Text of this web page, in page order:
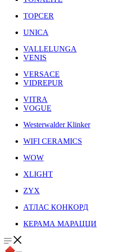
TOPCER
UNICA
VALLELUNGA
VENIS
VERSACE
VIDREPUR
VITRA
VOGUE
Westerwalder Klinker
WIFI CERAMICS
WOW
XLIGHT
ZYX
АТЛАС КОНКОРД
КЕРАМА МАРАЦЦИ